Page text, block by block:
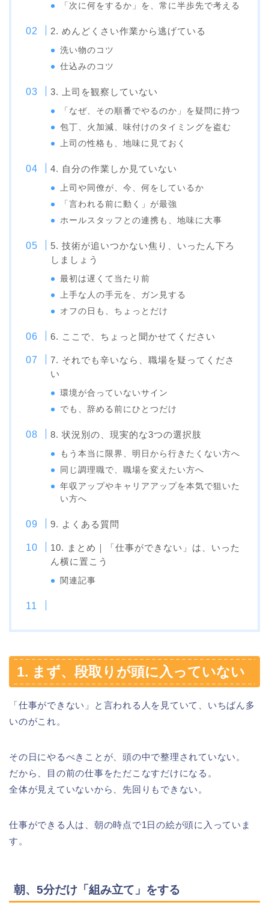
「次に何をするか」を、常に半歩先で考える
2. めんどくさい作業から逃げている
洗い物のコツ
仕込みのコツ
3. 上司を観察していない
「なぜ、その順番でやるのか」を疑問に持つ
包丁、火加減、味付けのタイミングを盗む
上司の性格も、地味に見ておく
4. 自分の作業しか見ていない
上司や同僚が、今、何をしているか
「言われる前に動く」が最強
ホールスタッフとの連携も、地味に大事
5. 技術が追いつかない焦り、いったん下ろ
しましょう
最初は遅くて当たり前
上手な人の手元を、ガン見する
オフの日も、ちょっとだけ
6. ここで、ちょっと聞かせてください
7. それでも辛いなら、職場を疑ってくださ
い
環境が合っていないサイン
でも、辞める前にひとつだけ
8. 状況別の、現実的な3つの選択肢
もう本当に限界、明日から行きたくない方へ
同じ調理職で、職場を変えたい方へ
年収アップやキャリアアップを本気で狙いた
い方へ
9. よくある質問
10. まとめ｜「仕事ができない」は、いった
ん横に置こう
関連記事
1. まず、段取りが頭に入っていない
「仕事ができない」と言われる人を見ていて、いちばん多
いのがこれ。
その日にやるべきことが、頭の中で整理されていない。
だから、目の前の仕事をただこなすだけになる。
全体が見えていないから、先回りもできない。
仕事ができる人は、朝の時点で1日の絵が頭に入っていま
す。
朝、5分だけ「組み立て」をする